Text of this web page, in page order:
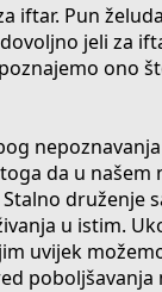
iftar. Pun
jeli za
ono
da u
druženje
u istim.
uvijek
poboljšavanja